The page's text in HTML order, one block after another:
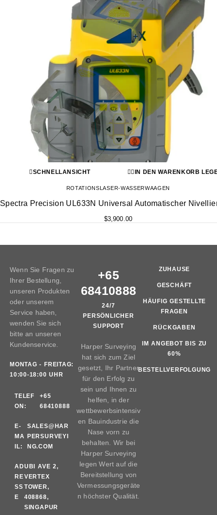
SCHNELLANSICHT IN DEN WARENKORB
ROTATIONSLASER-WASSERWAAGEN
Spectra Precision UL633N Universal Automatischer
$3,900.00
Wenn Sie Fragen zu
Ihrer Bestellung,
unseren Produkten
oder unserem
Service haben,
wenden Sie sich
bitte an unseren
Kundenservice.
MONTAG - FREITAG:
10:00-18:00 UHR
TELEF
ON:
+65
68410888
E-
MA
IL:
SALES@HAR
PERSURVEYI
NG.COM
AD
RE
SS
E
UBI AVE 2,
VERTEX
TOWER,
408868,
SINGAPUR
+65
68410888
24/7
PERSÖNLICHER
SUPPORT
Harper Surveying
hat sich zum Ziel
gesetzt, Ihr Partner
für den Erfolg zu
sein und Ihnen zu
helfen, in der
wettbewerbsintensiv
en Bauindustrie die
Nase vorn zu
behalten. Wir bei
Harper Surveying
legen Wert auf die
Bereitstellung von
Vermessungsgeräte
n höchster Qualität.
ZUHAUSE
GESCHÄFT
HÄUFIG GESTELLTE
FRAGEN
RÜCKGABEN
IM ANGEBOT BIS ZU
60%
BESTELLVERFOLGUNG